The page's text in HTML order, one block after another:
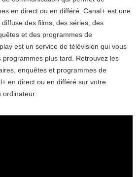
en direct ou en différé. Canal+ est une
des films, des séries, des
et des programmes de
est un service de télévision qui vous
plus tard. Retrouvez les
enquêtes et programmes de
en direct ou en différé sur votre